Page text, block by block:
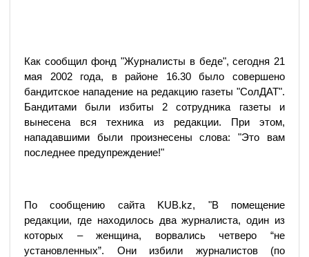
Как сообщил фонд "Журналисты в беде", сегодня 21
мая 2002 года, в районе 16.30 было совершено
бандитское нападение на редакцию газеты "СолДАТ".
Бандитами были избиты 2 сотрудника газеты и
вынесена вся техника из редакции. При этом,
нападавшими были произнесены слова: "Это вам
последнее предупреждение!"
По сообщению сайта KUB.kz, "В помещение
редакции, где находилось два журналиста, один из
которых – женщина, ворвались четверо “не
установленных”. Они избили журналистов (по